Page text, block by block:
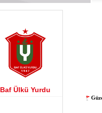
Baf Ülkü Yurdu